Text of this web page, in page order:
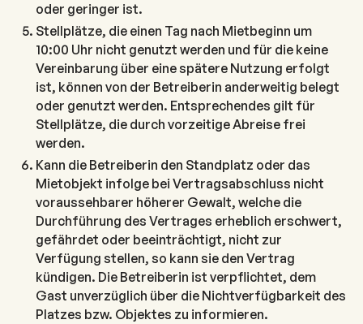
oder geringer ist.
Stellplätze, die einen Tag nach Mietbeginn um
10:00 Uhr nicht genutzt werden und für die keine
Vereinbarung über eine spätere Nutzung erfolgt
ist, können von der Betreiberin anderweitig belegt
oder genutzt werden. Entsprechendes gilt für
Stellplätze, die durch vorzeitige Abreise frei
werden.
Kann die Betreiberin den Standplatz oder das
Mietobjekt infolge bei Vertragsabschluss nicht
voraussehbarer höherer Gewalt, welche die
Durchführung des Vertrages erheblich erschwert,
gefährdet oder beeinträchtigt, nicht zur
Verfügung stellen, so kann sie den Vertrag
kündigen. Die Betreiberin ist verpflichtet, dem
Gast unverzüglich über die Nichtverfügbarkeit des
Platzes bzw. Objektes zu informieren.